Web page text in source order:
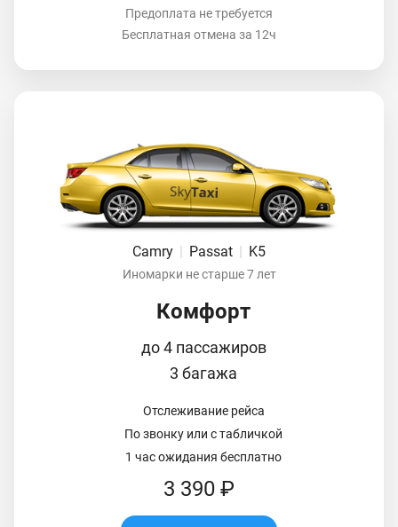
Предоплата не требуется
Бесплатная отмена за 12ч
Camry Passat K5
Иномарки не старше 7 лет
Комфорт
до 4 пассажиров
3 багажа
Отслеживание рейса
По звонку или с табличкой
1 час ожидания бесплатно
3 390 ₽